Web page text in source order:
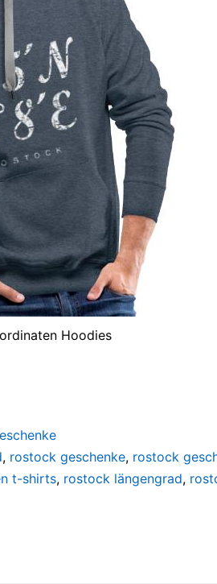
Hoodies
, rostock geschenke, rostock
t-shirts, rostock längengrad,